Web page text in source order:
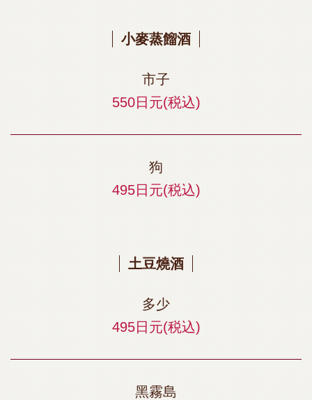
小麥蒸餾酒
市子
550日元(税込)
狗
495日元(税込)
土豆燒酒
多少
495日元(税込)
黑霧島